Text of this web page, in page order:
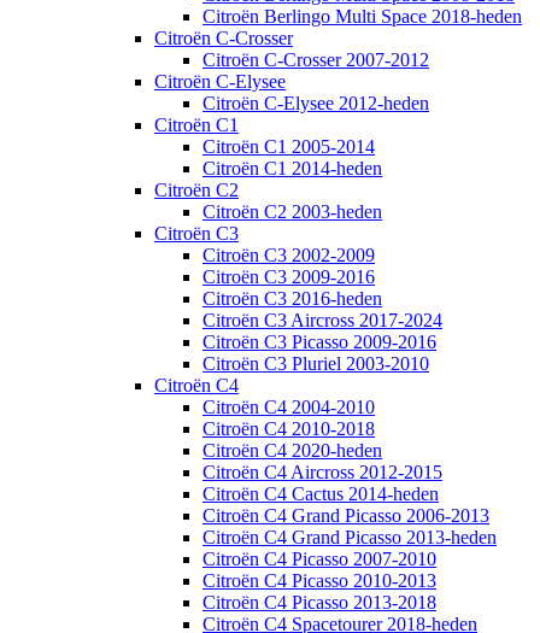
Citroën Berlingo Multi Space 2018-heden
Citroën C-Crosser
Citroën C-Crosser 2007-2012
Citroën C-Elysee
Citroën C-Elysee 2012-heden
Citroën C1
Citroën C1 2005-2014
Citroën C1 2014-heden
Citroën C2
Citroën C2 2003-heden
Citroën C3
Citroën C3 2002-2009
Citroën C3 2009-2016
Citroën C3 2016-heden
Citroën C3 Aircross 2017-2024
Citroën C3 Picasso 2009-2016
Citroën C3 Pluriel 2003-2010
Citroën C4
Citroën C4 2004-2010
Citroën C4 2010-2018
Citroën C4 2020-heden
Citroën C4 Aircross 2012-2015
Citroën C4 Cactus 2014-heden
Citroën C4 Grand Picasso 2006-2013
Citroën C4 Grand Picasso 2013-heden
Citroën C4 Picasso 2007-2010
Citroën C4 Picasso 2010-2013
Citroën C4 Picasso 2013-2018
Citroën C4 Spacetourer 2018-heden